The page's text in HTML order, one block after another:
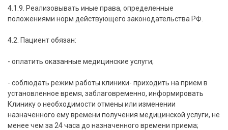
4.1.9. Реализовывать иные права, определенные
положениями норм действующего законодательства РФ.
4.2. Пациент обязан:
- оплатить оказанные медицинские услуги;
- соблюдать режим работы клиники- приходить на прием в
установленное время, заблаговременно, информировать
Клинику о необходимости отмены или изменении
назначенного ему времени получения медицинской услуги, не
менее чем за 24 часа до назначенного времени приема;